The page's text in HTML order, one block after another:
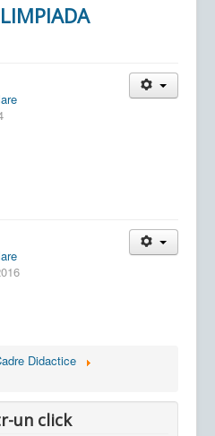
Didactice
un click